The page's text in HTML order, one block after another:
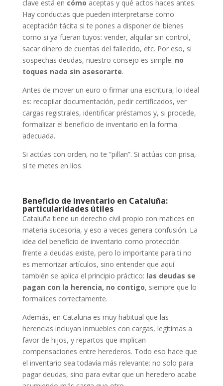
clave está en cómo aceptas y qué actos haces antes.
Hay conductas que pueden interpretarse como
aceptación tácita si te pones a disponer de bienes
como si ya fueran tuyos: vender, alquilar sin control,
sacar dinero de cuentas del fallecido, etc. Por eso, si
sospechas deudas, nuestro consejo es simple: no
toques nada sin asesorarte.
Antes de mover un euro o firmar una escritura, lo ideal
es: recopilar documentación, pedir certificados, ver
cargas registrales, identificar préstamos y, si procede,
formalizar el beneficio de inventario en la forma
adecuada.
Si actúas con orden, no te “pillan”. Si actúas con prisa,
sí te metes en líos.
Beneficio de inventario en Cataluña:
particularidades útiles
Cataluña tiene un derecho civil propio con matices en
materia sucesoria, y eso a veces genera confusión. La
idea del beneficio de inventario como protección
frente a deudas existe, pero lo importante para ti no
es memorizar artículos, sino entender que aquí
también se aplica el principio práctico: las deudas se
pagan con la herencia, no contigo, siempre que lo
formalices correctamente.
Además, en Cataluña es muy habitual que las
herencias incluyan inmuebles con cargas, legítimas a
favor de hijos, y repartos que implican
compensaciones entre herederos. Todo eso hace que
el inventario sea todavía más relevante: no solo para
pagar deudas, sino para evitar que un heredero acabe